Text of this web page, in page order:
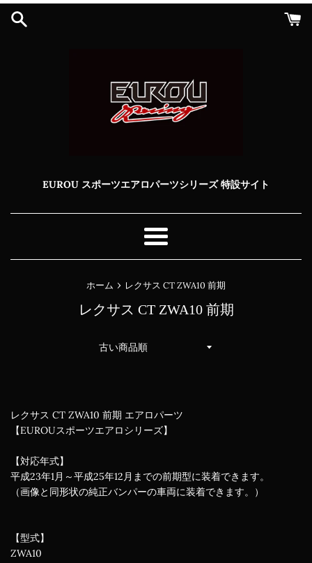
コ
EUROU スポーツエアロパーツシリーズ 特設サイト
メ
ニ
ー
ホーム › レクサス CT ZWA10 前期
レクサス CT ZWA10 前期
並
レクサス CT ZWA10 前期 エアロパーツ
【EUROUスポーツエアロシリーズ】
【対応年式】
平成23年1月～平成25年12月までの前期型に装着できます。
（画像と同形状の純正バンパーの車両に装着できます。）
【型式】
ZWA10